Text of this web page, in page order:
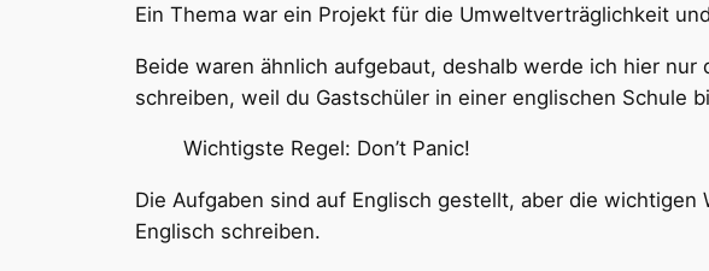
Ein Thema war ein Projekt für die Umweltverträglichkeit
Beide waren ähnlich aufgebaut, deshalb werde ich hier
schreiben, weil du Gastschüler in einer englischen Schule
Wichtigste Regel: Don’t Panic!
Die Aufgaben sind auf Englisch gestellt, aber die
Englisch schreiben.